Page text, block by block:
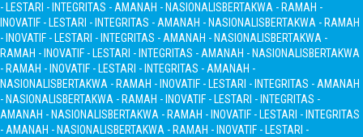
- LESTARI - INTEGRITAS - AMANAH - NASIONALISBERTAKWA - RAMAH -
INOVATIF - LESTARI - INTEGRITAS - AMANAH - NASIONALISBERTAKWA - RAMAH
- INOVATIF - LESTARI - INTEGRITAS - AMANAH - NASIONALISBERTAKWA -
RAMAH - INOVATIF - LESTARI - INTEGRITAS - AMANAH - NASIONALISBERTAKWA
- RAMAH - INOVATIF - LESTARI - INTEGRITAS - AMANAH -
NASIONALISBERTAKWA - RAMAH - INOVATIF - LESTARI - INTEGRITAS - AMANAH
- NASIONALISBERTAKWA - RAMAH - INOVATIF - LESTARI - INTEGRITAS -
AMANAH - NASIONALISBERTAKWA - RAMAH - INOVATIF - LESTARI - INTEGRITAS
- AMANAH - NASIONALISBERTAKWA - RAMAH - INOVATIF - LESTARI -